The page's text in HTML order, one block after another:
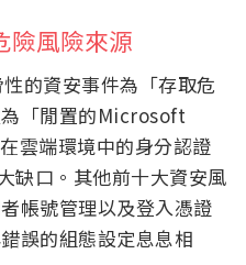
險風險來源
的資安事件為「存取危
「閒置的Microsoft
雲端環境中的身分認證
缺口。其他前十大資安風
帳號管理以及登入憑證
誤的組態設定息息相